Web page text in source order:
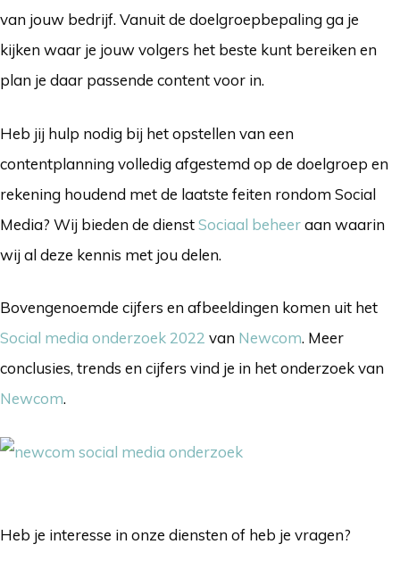
van jouw bedrijf. Vanuit de doelgroepbepaling ga je
kijken waar je jouw volgers het beste kunt bereiken en
plan je daar passende content voor in.
Heb jij hulp nodig bij het opstellen van een
contentplanning volledig afgestemd op de doelgroep en
rekening houdend met de laatste feiten rondom Social
Media? Wij bieden de dienstSociaal beheeraan waarin
wij al deze kennis met jou delen.
Bovengenoemde cijfers en afbeeldingen komen uit het
Social media onderzoek 2022 van Newcom. Meer
conclusies, trends en cijfers vind je in het onderzoek van
Newcom.
Heb je interesse in onze diensten of heb je vragen?